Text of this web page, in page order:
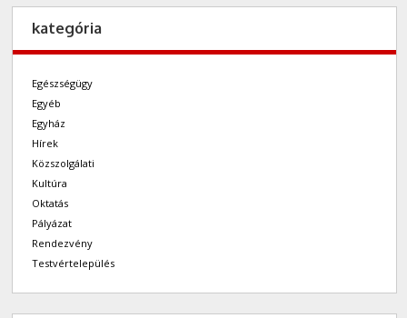
kategória
Egészségügy
Egyéb
Egyház
Hírek
Közszolgálati
Kultúra
Oktatás
Pályázat
Rendezvény
Testvértelepülés